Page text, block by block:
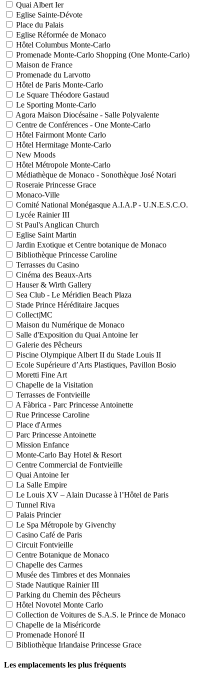
Quai Albert Ier
Eglise Sainte-Dévote
Place du Palais
Eglise Réformée de Monaco
Hôtel Columbus Monte-Carlo
Promenade Monte-Carlo Shopping (One Monte-Carlo)
Maison de France
Promenade du Larvotto
Hôtel de Paris Monte-Carlo
Le Square Théodore Gastaud
Le Sporting Monte-Carlo
Agora Maison Diocésaine - Salle Polyvalente
Centre de Conférences - One Monte-Carlo
Hôtel Fairmont Monte Carlo
Hôtel Hermitage Monte-Carlo
New Moods
Hôtel Métropole Monte-Carlo
Médiathèque de Monaco - Sonothèque José Notari
Roseraie Princesse Grace
Monaco-Ville
Comité National Monégasque A.I.A.P - U.N.E.S.C.O.
Lycée Rainier III
St Paul's Anglican Church
Eglise Saint Martin
Jardin Exotique et Centre botanique de Monaco
Bibliothèque Princesse Caroline
Terrasses du Casino
Cinéma des Beaux-Arts
Hauser & Wirth Gallery
Sea Club - Le Méridien Beach Plaza
Stade Prince Héréditaire Jacques
Collect|MC
Maison du Numérique de Monaco
Salle d'Exposition du Quai Antoine Ier
Galerie des Pêcheurs
Piscine Olympique Albert II du Stade Louis II
Ecole Supérieure d’Arts Plastiques, Pavillon Bosio
Moretti Fine Art
Chapelle de la Visitation
Terrasses de Fontvieille
A Fàbrica - Parc Princesse Antoinette
Rue Princesse Caroline
Place d'Armes
Parc Princesse Antoinette
Mission Enfance
Monte-Carlo Bay Hotel & Resort
Centre Commercial de Fontvieille
Quai Antoine Ier
La Salle Empire
Le Louis XV – Alain Ducasse à l’Hôtel de Paris
Tunnel Riva
Palais Princier
Le Spa Métropole by Givenchy
Casino Café de Paris
Circuit Fontvieille
Centre Botanique de Monaco
Chapelle des Carmes
Musée des Timbres et des Monnaies
Stade Nautique Rainier III
Parking du Chemin des Pêcheurs
Hôtel Novotel Monte Carlo
Collection de Voitures de S.A.S. le Prince de Monaco
Chapelle de la Miséricorde
Promenade Honoré II
Bibliothèque Irlandaise Princesse Grace
Les emplacements les plus fréquents